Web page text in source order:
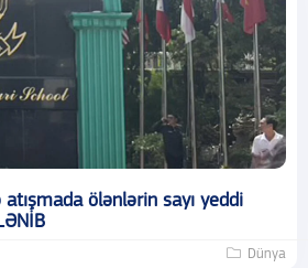
ölənlərin sayı yeddi
Dünya